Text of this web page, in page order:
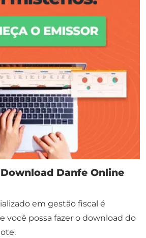
Danfe Online
em gestão fiscal é
você possa fazer o download do